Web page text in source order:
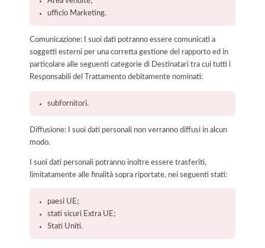
ufficio Marketing.
Comunicazione: I suoi dati potranno essere comunicati a
soggetti esterni per una corretta gestione del rapporto ed in
particolare alle seguenti categorie di Destinatari tra cui tutti i
Responsabili del Trattamento debitamente nominati:
subfornitori.
Diffusione: I suoi dati personali non verranno diffusi in alcun
modo.
I suoi dati personali potranno inoltre essere trasferiti,
limitatamente alle finalità sopra riportate, nei seguenti stati:
paesi UE;
stati sicuri Extra UE;
Stati Uniti.